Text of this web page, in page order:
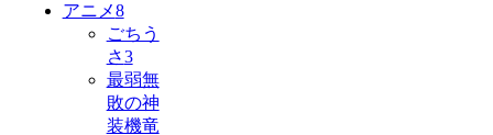
アニメ8
ごちう
さ3
最弱無
敗の神
装機竜